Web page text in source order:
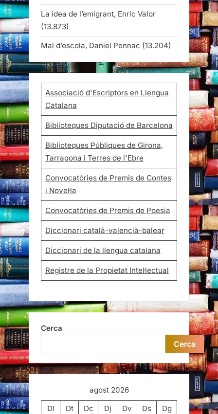
La idea de l’emigrant, Enric Valor
(13.873)
Mal d’escola, Daniel Pennac (13.204)
Associació d'Escriptors en Llengua
Catalana
Biblioteques Diputació de Barcelona
Biblioteques Públiques de Girona,
Tarragona i Terres de l'Ebre
Convocatòries de Premis de Contes
i Novel·la
Convocatòries de Premis de Poesia
Diccionari català-valencià-balear
Diccionari de la llengua catalana
Registre de la Propietat Intel·lectual
Cerca
Cerca
agost 2026
Dl
Dt Dc Dj Dv Ds
Dg